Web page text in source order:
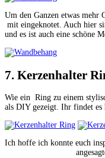
Um den Ganzen etwas mehr
mit eingeknotet. Auch hier
und es ist auch eine schöne
7. Kerzenhalter
Wie ein Ring zu einem
als DIY gezeigt. Ihr findet es
Ich hoffe ich konnte euch